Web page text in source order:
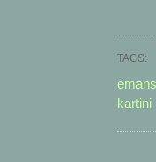
TAGS:
kartini